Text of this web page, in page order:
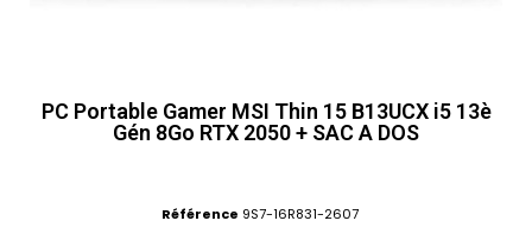
PC Portable Gamer MSI Thin 15 B13UCX i5 13è
Gén 8Go RTX 2050 + SAC A DOS
Référence 9S7-16R831-2607